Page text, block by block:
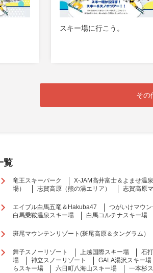
スキー場に行こう。
その
覧
竜王スキーパーク X-JAM高井富士＆よませ温泉
場）
志賀高原（熊の湯エリア） 志賀高原
エイブル白馬五竜＆Hakuba47 つがいけマウン
白馬乗鞍温泉スキー場
白馬コルチナスキー場
斑尾マウンテンリゾート(斑尾高原＆タングラム）
舞子スノーリゾート 上越国際スキー場 石
場
神立スノーリゾート GALA湯沢スキー場
らスキー場
六日町八海山スキー場 一本杉